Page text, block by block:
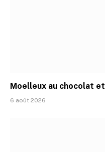
Moelleux au chocolat
6 août 2026